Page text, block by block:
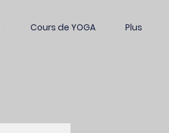
Cours de YOGA Plus